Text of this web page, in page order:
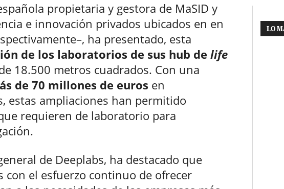
propietaria y gestora de MaSID y
e innovación privados ubicados en en
ha presentado, esta
de los laboratorios de sus hub de life
18.500 metros cuadrados. Con una
de 70 millones de euros en
estas ampliaciones han permitido
requieren de laboratorio para
de Deeplabs, ha destacado que
con el esfuerzo continuo de ofrecer
LO